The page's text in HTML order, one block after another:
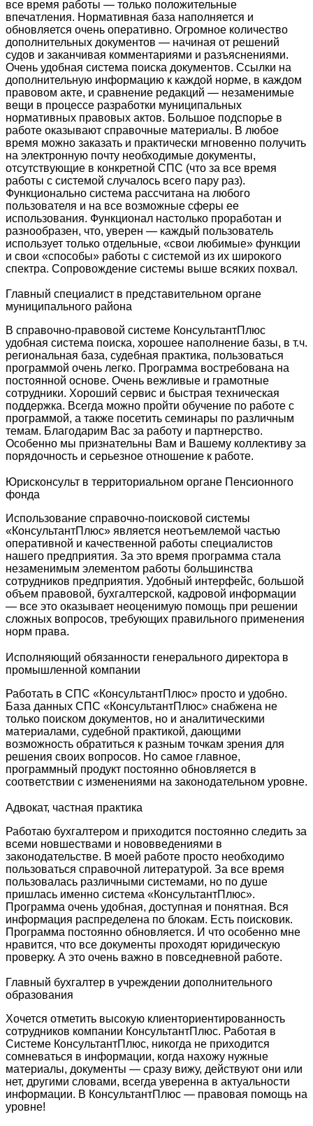
все время работы — только положительные
впечатления. Нормативная база наполняется и
обновляется очень оперативно. Огромное количество
дополнительных документов — начиная от решений
судов и заканчивая комментариями и разъяснениями.
Очень удобная система поиска документов. Ссылки на
дополнительную информацию к каждой норме, в каждом
правовом акте, и сравнение редакций — незаменимые
вещи в процессе разработки муниципальных
нормативных правовых актов. Большое подспорье в
работе оказывают справочные материалы. В любое
время можно заказать и практически мгновенно получить
на электронную почту необходимые документы,
отсутствующие в конкретной СПС (что за все время
работы с системой случалось всего пару раз).
Функционально система рассчитана на любого
пользователя и на все возможные сферы ее
использования. Функционал настолько проработан и
разнообразен, что, уверен — каждый пользователь
использует только отдельные, «свои любимые» функции
и свои «способы» работы с системой из их широкого
спектра. Сопровождение системы выше всяких похвал.
Главный специалист в представительном органе
муниципального района
В справочно-правовой системе КонсультантПлюс
удобная система поиска, хорошее наполнение базы, в т.ч.
региональная база, судебная практика, пользоваться
программой очень легко. Программа востребована на
постоянной основе. Очень вежливые и грамотные
сотрудники. Хороший сервис и быстрая техническая
поддержка. Всегда можно пройти обучение по работе с
программой, а также посетить семинары по различным
темам. Благодарим Вас за работу и партнерство.
Особенно мы признательны Вам и Вашему коллективу за
порядочность и серьезное отношение к работе.
Юрисконсульт в территориальном органе Пенсионного
фонда
Использование справочно-поисковой системы
«КонсультантПлюс» является неотъемлемой частью
оперативной и качественной работы специалистов
нашего предприятия. За это время программа стала
незаменимым элементом работы большинства
сотрудников предприятия. Удобный интерфейс, большой
объем правовой, бухгалтерской, кадровой информации
— все это оказывает неоценимую помощь при решении
сложных вопросов, требующих правильного применения
норм права.
Исполняющий обязанности генерального директора в
промышленной компании
Работать в СПС «КонсультантПлюс» просто и удобно.
База данных СПС «КонсультантПлюс» снабжена не
только поиском документов, но и аналитическими
материалами, судебной практикой, дающими
возможность обратиться к разным точкам зрения для
решения своих вопросов. Но самое главное,
программный продукт постоянно обновляется в
соответствии с изменениями на законодательном уровне.
Адвокат, частная практика
Работаю бухгалтером и приходится постоянно следить за
всеми новшествами и нововведениями в
законодательстве. В моей работе просто необходимо
пользоваться справочной литературой. За все время
пользовалась различными системами, но по душе
пришлась именно система «КонсультантПлюс».
Программа очень удобная, доступная и понятная. Вся
информация распределена по блокам. Есть поисковик.
Программа постоянно обновляется. И что особенно мне
нравится, что все документы проходят юридическую
проверку. А это очень важно в повседневной работе.
Главный бухгалтер в учреждении дополнительного
образования
Хочется отметить высокую клиенториентированность
сотрудников компании КонсультантПлюс. Работая в
Системе КонсультантПлюс, никогда не приходится
сомневаться в информации, когда нахожу нужные
материалы, документы — сразу вижу, действуют они или
нет, другими словами, всегда уверенна в актуальности
информации. В КонсультантПлюс — правовая помощь на
уровне!